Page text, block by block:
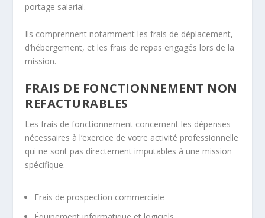
portage salarial.
Ils comprennent notamment les frais de déplacement,
d’hébergement, et les frais de repas engagés lors de la
mission.
FRAIS DE FONCTIONNEMENT NON
REFACTURABLES
Les frais de fonctionnement concernent les dépenses
nécessaires à l’exercice de votre activité professionnelle
qui ne sont pas directement imputables à une mission
spécifique.
Frais de prospection commerciale